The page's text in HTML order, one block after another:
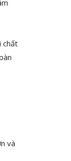
chất
và